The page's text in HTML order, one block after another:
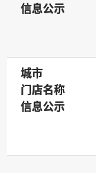
信息公示
信息公示
城市
城市
门店名称
门店名称
信息公示
信息公示